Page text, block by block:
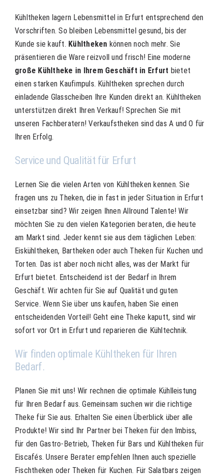
Kühltheken lagern Lebensmittel in Erfurt entsprechend den
Vorschriften. So bleiben Lebensmittel gesund, bis der
Kunde sie kauft. Kühltheken können noch mehr. Sie
präsentieren die Ware reizvoll und frisch! Eine moderne
große Kühltheke in Ihrem Geschäft in Erfurt bietet
einen starken Kaufimpuls. Kühltheken sprechen durch
einladende Glasscheiben Ihre Kunden direkt an. Kühltheken
unterstützen direkt Ihren Verkauf! Sprechen Sie mit
unseren Fachberatern! Verkaufstheken sind das A und O für
Ihren Erfolg.
Service und Qualität für Erfurt
Lernen Sie die vielen Arten von Kühltheken kennen. Sie
fragen uns zu Theken, die in fast in jeder Situation in Erfurt
einsetzbar sind? Wir zeigen Ihnen Allround Talente! Wir
möchten Sie zu den vielen Kategorien beraten, die heute
am Markt sind. Jeder kennt sie aus dem täglichen Leben:
Eiskühltheken, Bartheken oder auch Theken für Kuchen und
Torten. Das ist aber noch nicht alles, was der Markt für
Erfurt bietet. Entscheidend ist der Bedarf in Ihrem
Geschäft. Wir achten für Sie auf Qualität und guten
Service. Wenn Sie über uns kaufen, haben Sie einen
entscheidenden Vorteil! Geht eine Theke kaputt, sind wir
sofort vor Ort in Erfurt und reparieren die Kühltechnik.
Wir finden optimale Kühltheken für Ihren
Bedarf.
Planen Sie mit uns! Wir rechnen die optimale Kühlleistung
für Ihren Bedarf aus. Gemeinsam suchen wir die richtige
Theke für Sie aus. Erhalten Sie einen Überblick über alle
Produkte! Wir sind Ihr Partner bei Theken für den Imbiss,
für den Gastro-Betrieb, Theken für Bars und Kühltheken für
Eiscafés. Unsere Berater empfehlen Ihnen auch spezielle
Fischtheken oder Theken für Kuchen. Für Salatbars zeigen